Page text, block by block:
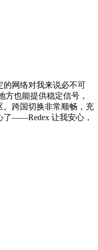
的网络对我来说必不可
方也能提供稳定信号，
。跨国切换非常顺畅，充
了——Redex 让我安心，